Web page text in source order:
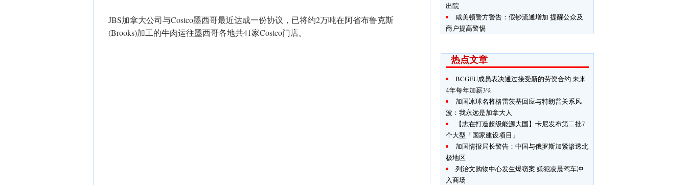
JBS加拿大公司与Costco墨西哥最近达成一份协议，已将约2万吨在阿省布鲁克斯
(Brooks)加工的牛肉运往墨西哥各地共41家Costco门店。
出院
咸美顿警方警告：假钞流通增加 提醒公众及
商户提高警惕
热点文章
BCGEU成员表决通过接受新的劳资合约 未来
4年每年加薪3%
加国冰球名将格雷茨基回应与特朗普关系风
波：我永远是加拿大人
【志在打造超级能源大国】卡尼发布第二批7
个大型「国家建设项目」
加国情报局长警告：中国与俄罗斯加紧渗透北
极地区
列治文购物中心发生爆窃案 嫌犯凌晨驾车冲
入商场